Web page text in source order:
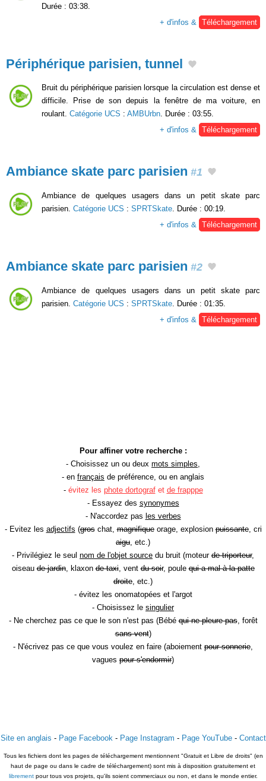
Durée : 03:38.
+ d'infos &
Téléchargement
Périphérique parisien, tunnel
Bruit du périphérique parisien lorsque la circulation est dense et
difficile. Prise de son depuis la fenêtre de ma voiture, en
roulant. Catégorie UCS : AMBUrbn. Durée : 03:55.
+ d'infos & Téléchargement
Ambiance skate parc parisien #1
Ambiance de quelques usagers dans un petit skate parc
parisien. Catégorie UCS : SPRTSkate. Durée : 00:19.
+ d'infos & Téléchargement
Ambiance skate parc parisien #2
Ambiance de quelques usagers dans un petit skate parc
parisien. Catégorie UCS : SPRTSkate . Durée : 01:35.
+ d'infos &
Téléchargement
Pour affiner votre recherche :
- Choisissez un ou deux mots simples
- en français de préférence, ou en anglais
- évitez les phote dortografet de frapppe
- Essayez des synonymes
- N'accordez pas les verbes
- Evitez les adjectifs (groschat,magnifiqueorage, explosionpuissante, cri
aigu , etc.)
- Privilégiez le seul nom de l'objet source du bruit (moteur de triporteur,
oiseaude jardin, klaxonde taxi, ventdu soir, poulequi a mal à la patte
droite , etc.)
- évitez les onomatopées et l'argot
- Choisissez le singulier
- Ne cherchez pas ce que le son n'est pas (Bébéqui ne pleure pas, forêt
sans vent)
- N'écrivez pas ce que vous voulez en faire (aboiement pour sonnerie
vagues pour s'endormir)
Site en anglais - Page Facebook - Page Instagram - Page YouTube- Contact
Tous les fichiers dont les pages de téléchargement mentionnent "Gratuit et Libre de droits" (en
haut de page ou dans le cadre de téléchargement) sont mis à disposition gratuitement et
librementpour tous vos projets, qu'ils soient commerciaux ou non, et dans le monde entier.